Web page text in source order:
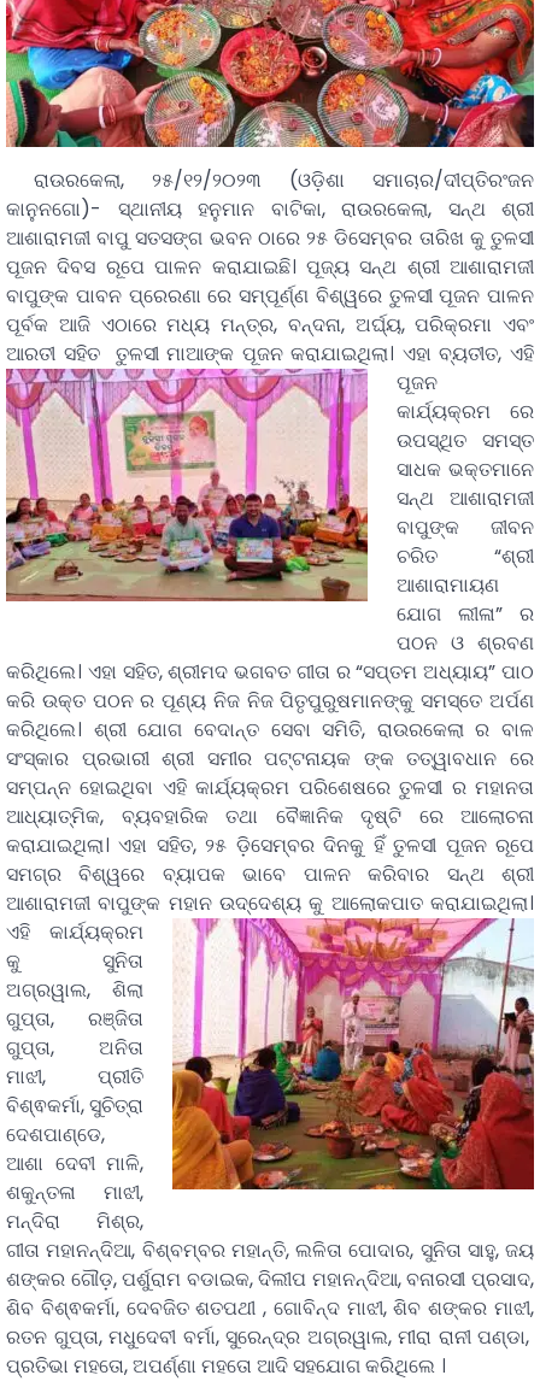
ରାଉରକେଲା, ୨୫/୧୨/୨୦୨୩ (ଓଡ଼ିଶା ସମାଚାର/ଦୀପ୍ତିରଂଜନ
କାନୁନଗୋ)- ସ୍ଥାନୀୟ ହନୁମାନ ବାଟିକା, ରାଉରକେଲା, ସନ୍ଥ ଶ୍ରୀ
ଆଶାରାମଜୀ ବାପୁ ସତସଙ୍ଗ ଭବନ ଠାରେ ୨୫ ଡିସେମ୍ବର ତାରିଖ କୁ ତୁଳସୀ
ପୂଜନ ଦିବସ ରୂପେ ପାଳନ କରାଯାଇଛି। ପୂଜ୍ୟ ସନ୍ଥ ଶ୍ରୀ ଆଶାରାମଜୀ
ବାପୁଙ୍କ ପାବନ ପ୍ରେରଣା ରେ ସମ୍ପୂର୍ଣ୍ଣ ବିଶ୍ୱରେ ତୁଳସୀ ପୂଜନ ପାଳନ
ପୂର୍ବକ ଆଜି ଏଠାରେ ମଧ୍ୟ ମନ୍ତ୍ର, ବନ୍ଦନା, ଅର୍ଘ୍ୟ, ପରିକ୍ରମା ଏବଂ
ଆରତୀ ସହିତ ତୁଳସୀ ମାଆଙ୍କ ପୂଜନ କରାଯାଇଥିଲା। ଏହା ବ୍ୟତୀତ, ଏହି
ପୂଜନ
କାର୍ଯ୍ୟକ୍ରମ ରେ
ଉପସ୍ଥିତ ସମସ୍ତ
ସାଧକ ଭକ୍ତମାନେ
ସନ୍ଥ ଆଶାରାମଜୀ
ବାପୁଙ୍କ ଜୀବନ
ଚରିତ “ଶ୍ରୀ
ଆଶାରାମାୟଣ
ଯୋଗ ଲୀଳା” ର
ପଠନ ଓ ଶ୍ରବଣ
କରିଥିଲେ। ଏହା ସହିତ, ଶ୍ରୀମଦ ଭଗବତ ଗୀତା ର “ସପ୍ତମ ଅଧ୍ୟାୟ” ପାଠ
କରି ଉକ୍ତ ପଠନ ର ପୂଣ୍ୟ ନିଜ ନିଜ ପିତୃପୁରୁଷମାନଙ୍କୁ ସମସ୍ତେ ଅର୍ପଣ
କରିଥିଲେ। ଶ୍ରୀ ଯୋଗ ବେଦାନ୍ତ ସେବା ସମିତି, ରାଉରକେଲା ର ବାଳ
ସଂସ୍କାର ପ୍ରଭାରୀ ଶ୍ରୀ ସମୀର ପଟ୍ଟନାୟକ ଙ୍କ ତତ୍ୱାବଧାନ ରେ
ସମ୍ପନ୍ନ ହୋଇଥିବା ଏହି କାର୍ଯ୍ୟକ୍ରମ ପରିଶେଷରେ ତୁଳସୀ ର ମହାନତା
ଆଧ୍ୟାତ୍ମିକ, ବ୍ୟବହାରିକ ତଥା ବୈଜ୍ଞାନିକ ଦୃଷ୍ଟି ରେ ଆଲୋଚନା
କରାଯାଇଥିଲା। ଏହା ସହିତ, ୨୫ ଡ଼ିସେମ୍ବର ଦିନକୁ ହିଁ ତୁଳସୀ ପୂଜନ ରୂପେ
ସମଗ୍ର ବିଶ୍ୱରେ ବ୍ୟାପକ ଭାବେ ପାଳନ କରିବାର ସନ୍ଥ ଶ୍ରୀ
ଆଶାରାମଜୀ ବାପୁଙ୍କ ମହାନ ଉଦ୍ଦେଶ୍ୟ କୁ ଆଲୋକପାତ କରାଯାଇଥିଲା।
ଏହି କାର୍ଯ୍ୟକ୍ରମ
କୁ ସୁନିତା
ଅଗ୍ରୱାଲ, ଶିଲା
ଗୁପ୍ତା, ରଞ୍ଜିତା
ଗୁପ୍ତା, ଅନିତା
ମାଝୀ, ପ୍ରୀତି
ବିଶ୍ଵକର୍ମା, ସୁଚିତ୍ରା
ଦେଶପାଣ୍ଡେ,
ଆଶା ଦେବୀ ମାଳି,
ଶକୁନ୍ତଳା ମାଝୀ,
ମନ୍ଦିରା ମିଶ୍ର,
ଗୀତା ମହାନନ୍ଦିଆ, ବିଶ୍ବମ୍ବର ମହାନ୍ତି, ଲଳିତା ପୋଦାର, ସୁନିତା ସାହୁ, ଜୟ
ଶଙ୍କର ଗୌଡ଼, ପର୍ଶୁରାମ ବଡାଇକ, ଦିଲୀପ ମହାନନ୍ଦିଆ, ବନାରସୀ ପ୍ରସାଦ,
ଶିବ ବିଶ୍ଵକର୍ମା, ଦେବଜିତ ଶତପଥୀ , ଗୋବିନ୍ଦ ମାଝୀ, ଶିବ ଶଙ୍କର ମାଝୀ,
ରତନ ଗୁପ୍ତା, ମଧୁଦେବୀ ବର୍ମା, ସୁରେନ୍ଦ୍ର ଅଗ୍ରୱାଲ, ମୀରା ରାନୀ ପଣ୍ଡା,
ପ୍ରତିଭା ମହତୋ, ଅପର୍ଣ୍ଣା ମହତୋ ଆଦି ସହଯୋଗ କରିଥିଲେ ।